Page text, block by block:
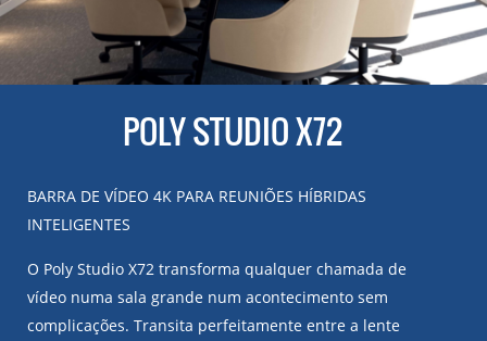
POLY STUDIO X72
BARRA DE VÍDEO 4K PARA REUNIÕES HÍBRIDAS
INTELIGENTES
O Poly Studio X72 transforma qualquer chamada de
vídeo numa sala grande num acontecimento sem
complicações. Transita perfeitamente entre a lente